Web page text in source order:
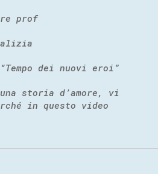
prof
dei nuovi eroi”
storia d’amore, vi
in questo video